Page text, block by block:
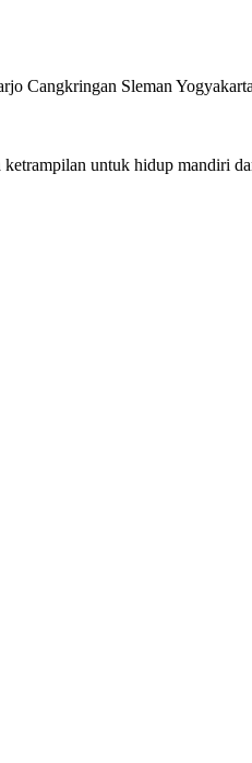
Cangkringan Sleman Yogyakarta
untuk hidup mandiri